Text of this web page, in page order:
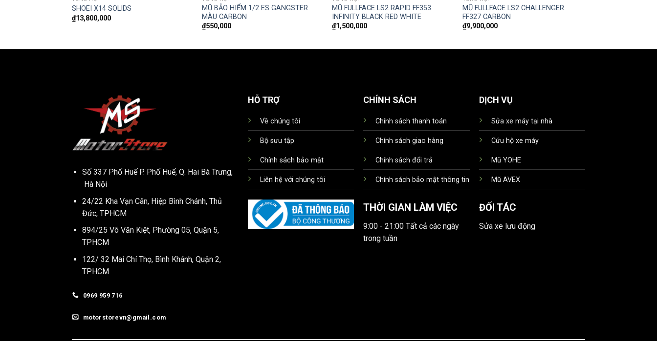
SHOEI X14 SOLIDS
₫13,800,000
MŨ BẢO HIỂM 1/2 ES GANGSTER
MÀU CARBON
₫550,000
MŨ FULLFACE LS2 RAPID FF353
INFINITY BLACK RED WHITE
₫1,500,000
MŨ FULLFACE LS2 CHALLENGER
FF327 CARBON
₫9,900,000
Số 337 Phố Huế P. Phố Huế, Q. Hai Bà Trưng,
Hà Nội
24/22 Kha Vạn Cân, Hiệp Bình Chánh, Thủ
Đức, TPHCM
894/25 Võ Văn Kiệt, Phường 05, Quận 5,
TPHCM
122/ 32 Mai Chí Thọ, Bình Khánh, Quận 2,
TPHCM
0969 959 716
motorstorevn@gmail.com
HỖ TRỢ
Về chúng tôi
Bộ sưu tập
Chính sách bảo mật
Liên hệ với chúng tôi
CHÍNH SÁCH
Chính sách thanh toán
Chính sách giao hàng
Chính sách đổi trả
Chính sách bảo mật thông tin
THỜI GIAN LÀM VIỆC
9:00 - 21:00 Tất cả các ngày
trong tuần
DỊCH VỤ
Sửa xe máy tại nhà
Cứu hộ xe máy
Mũ YOHE
Mũ AVEX
ĐỐI TÁC
Sửa xe lưu động